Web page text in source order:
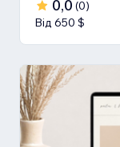
0,0 (0)
Від 650 $